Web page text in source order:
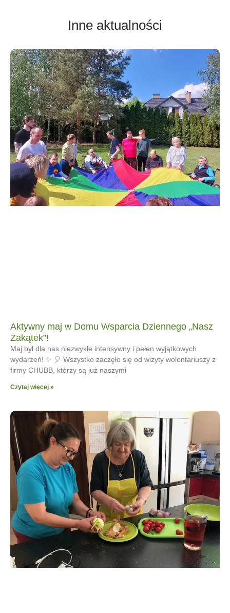
Inne aktualności
Aktywny maj w Domu Wsparcia Dziennego „Nasz
Zakątek”!
Maj był dla nas niezwykle intensywny i pełen wyjątkowych
wydarzeń! ✨ 🎈 Wszystko zaczęło się od wizyty wolontariuszy z
firmy CHUBB, którzy są już naszymi
Czytaj więcej »